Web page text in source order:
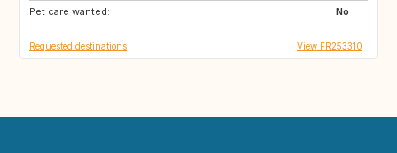
Pet care wanted:
No
JP
Requested destinations View FR253310